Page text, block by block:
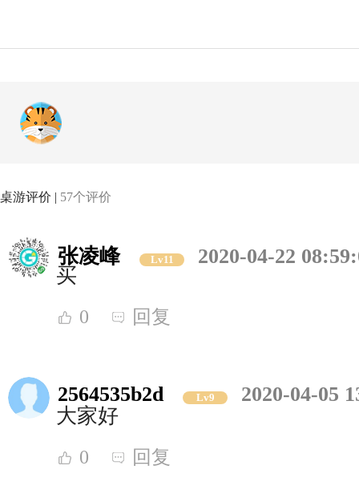
桌游评价 | 57个评价
张凌峰 Lv11
2020-04-22
买
0 回复
2564535b2d Lv9
2020-04-05
大家好
0 回复